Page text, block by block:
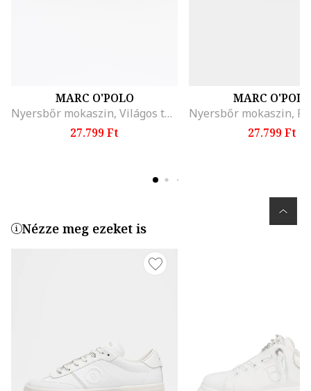
MARC O'POLO
Nyersbőr mokaszin, Világos tópbarna
27.799 Ft
MARC O'POLO
27.799 Ft
Nézze meg ezeket is